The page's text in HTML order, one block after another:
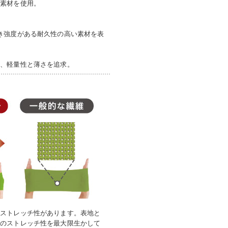
材を使用。
度がある耐久性の高い素材を表
軽量性と薄さを追求。
トレッチ性があります。表地と
ストレッチ性を最大限生かして